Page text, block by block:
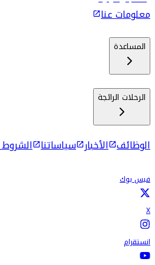
معلومات عنا
المساعدة
الرحلات الرائجة
الوظائف الأخبار سياساتنا الشروط
فيس بوك
X
انستقرام